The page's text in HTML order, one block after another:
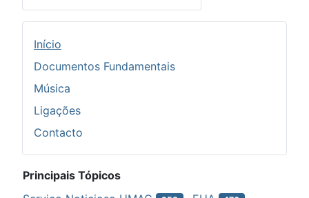
Início
Documentos Fundamentais
Música
Ligações
Contacto
Principais Tópicos